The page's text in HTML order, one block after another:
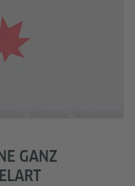
GANZ